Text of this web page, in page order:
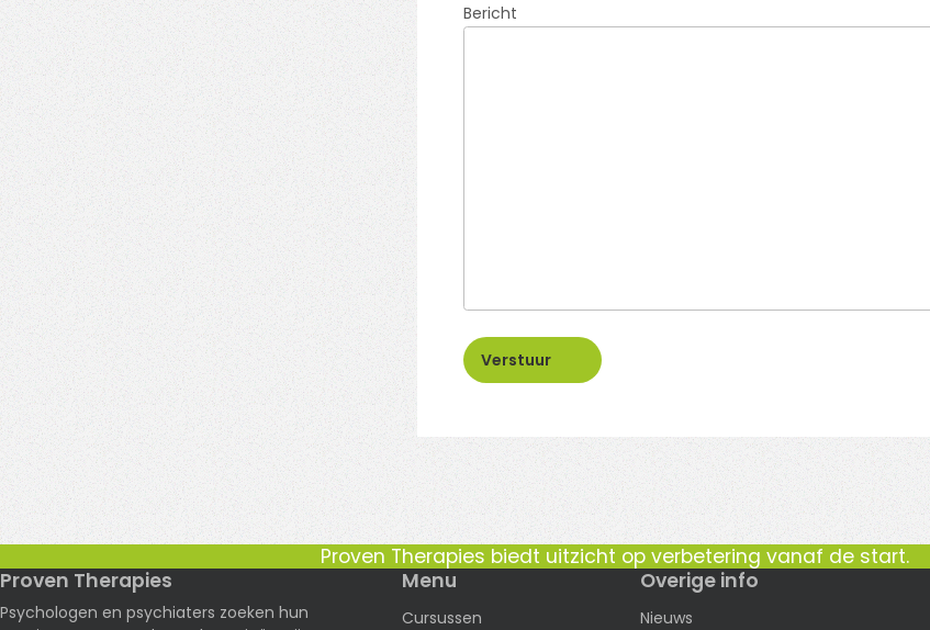
Bericht
Verstuur
Proven Therapies biedt uitzicht op verbetering vanaf de start.
Proven Therapies
Psychologen en psychiaters zoeken hun
Menu
Cursussen
Overige info
Nieuws